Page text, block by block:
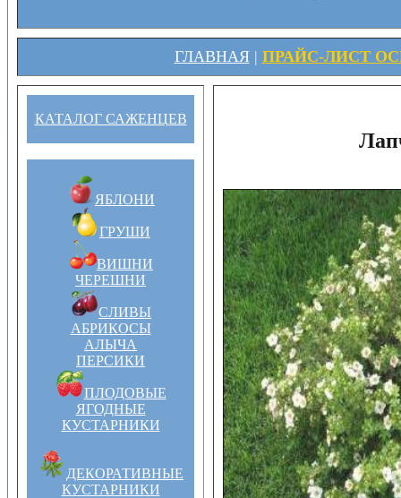
ГЛАВНАЯ| ПРАЙС-ЛИСТ
КАТАЛОГ САЖЕНЦЕВ
ЯБЛОНИ
ГРУШИ
ВИШНИ
ЧЕРЕШНИ
СЛИВЫ
АБРИКОСЫ
АЛЫЧА
ПЕРСИКИ
ПЛОДОВЫЕ
ЯГОДНЫЕ
КУСТАРНИКИ
ДЕКОРАТИВНЫЕ
КУСТАРНИКИ